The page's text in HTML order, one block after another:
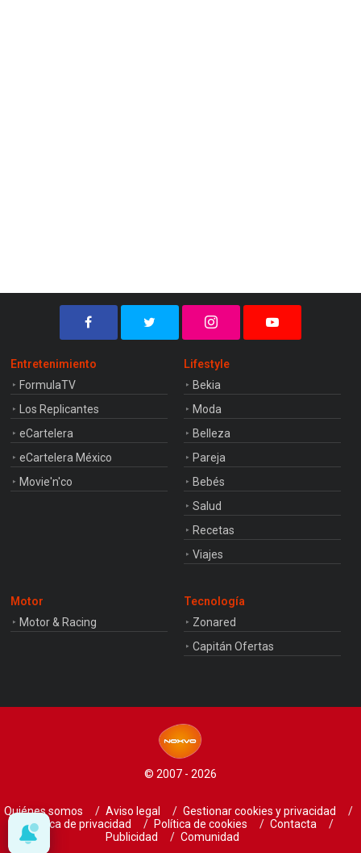
Entretenimiento
FormulaTV
Los Replicantes
eCartelera
eCartelera México
Movie'n'co
Lifestyle
Bekia
Moda
Belleza
Pareja
Bebés
Salud
Recetas
Viajes
Motor
Motor & Racing
Tecnología
Zonared
Capitán Ofertas
© 2007 - 2026
Quiénes somos Aviso legal
Gestionar cookies y privacidad
Política de privacidad
Política de cookies
Contacta
Publicidad
Comunidad